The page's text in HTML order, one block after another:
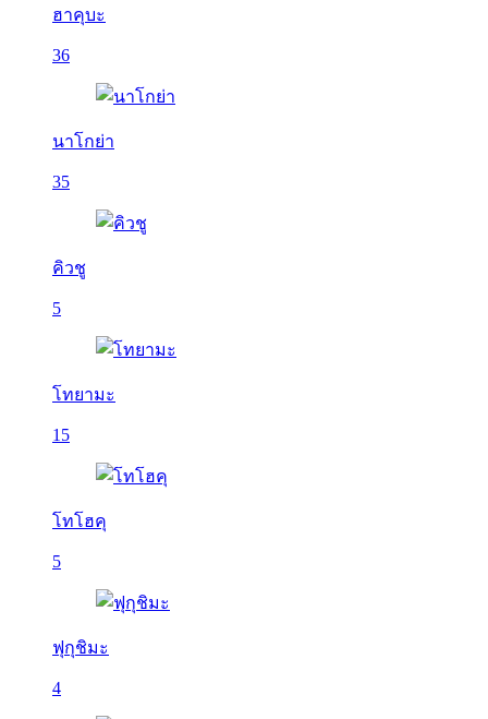
ฮาคุบะ
36
นาโกย่า
35
คิวชู
5
โทยามะ
15
โทโฮคุ
5
ฟุกุชิมะ
4